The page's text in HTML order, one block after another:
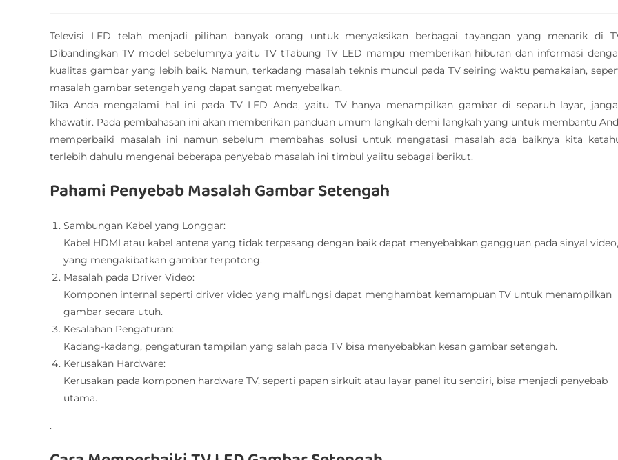
Televisi LED telah menjadi pilihan banyak orang untuk menyaksikan berbagai tayangan yang menarik di
Dibandingkan TV model sebelumnya yaitu TV tTabung TV LED mampu memberikan hiburan dan informasi
kualitas gambar yang lebih baik. Namun, terkadang masalah teknis muncul pada TV seiring waktu pemakaian,
masalah gambar setengah yang dapat sangat menyebalkan.
Jika Anda mengalami hal ini pada TV LED Anda, yaitu TV hanya menampilkan gambar di separuh layar,
khawatir. Pada pembahasan ini akan memberikan panduan umum langkah demi langkah yang untuk membantu
memperbaiki masalah ini namun sebelum membahas solusi untuk mengatasi masalah ada baiknya kita
terlebih dahulu mengenai beberapa penyebab masalah ini timbul yaiitu sebagai berikut.
Pahami Penyebab Masalah Gambar Setengah
Sambungan Kabel yang Longgar:
Kabel HDMI atau kabel antena yang tidak terpasang dengan baik dapat menyebabkan gangguan pada sinyal video,
yang mengakibatkan gambar terpotong.
Masalah pada Driver Video:
Komponen internal seperti driver video yang malfungsi dapat menghambat kemampuan TV untuk menampilkan
gambar secara utuh.
Kesalahan Pengaturan:
Kadang-kadang, pengaturan tampilan yang salah pada TV bisa menyebabkan kesan gambar setengah.
Kerusakan Hardware:
Kerusakan pada komponen hardware TV, seperti papan sirkuit atau layar panel itu sendiri, bisa menjadi penyebab
utama.
.